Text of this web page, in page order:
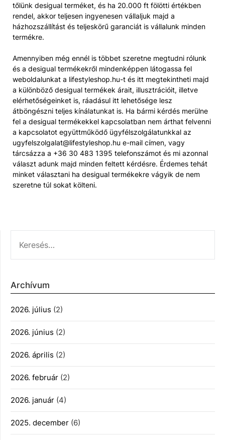
tőlünk desigual terméket, és ha 20.000 ft fölötti értékben
rendel, akkor teljesen ingyenesen vállaljuk majd a
házhozszállítást és teljeskörű garanciát is vállalunk minden
termékre.
Amennyiben még ennél is többet szeretne megtudni rólunk
és a desigual termékekről mindenképpen látogassa fel
weboldalunkat a lifestyleshop.hu-t és itt megtekintheti majd
a különböző desigual termékek árait, illusztrációit, illetve
elérhetőségeinket is, ráadásul itt lehetősége lesz
átböngészni teljes kínálatunkat is. Ha bármi kérdés merülne
fel a desigual termékekkel kapcsolatban nem árthat felvenni
a kapcsolatot együttműködő ügyfélszolgálatunkkal az
ugyfelszolgalat@lifestyleshop.hu e-mail címen, vagy
tárcsázza a +36 30 483 1395 telefonszámot és mi azonnal
választ adunk majd minden feltett kérdésre. Érdemes tehát
minket választani ha desigual termékekre vágyik de nem
szeretne túl sokat költeni.
Archívum
2026. július (2)
2026. június (2)
2026. április (2)
2026. február (2)
2026. január (4)
2025. december (6)